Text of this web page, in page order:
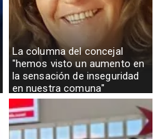
La columna del concejal
"hemos visto un aumento en
la sensación de inseguridad
en nuestra comuna"